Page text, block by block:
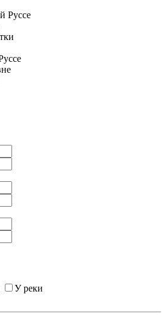
У реки